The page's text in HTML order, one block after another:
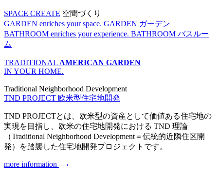
SPACE CREATE 空間づくり
GARDEN enriches your space. GARDEN ガーデン
BATHROOM enriches your experience. BATHROOM バスルー
ム
TRADITIONAL AMERICAN GARDEN
IN YOUR HOME.
Traditional Neighborhood Development
TND PROJECT 欧米型住宅地開発
TND PROJECTとは、欧米型の資産として価値ある住宅地の
実現を目指し、欧米の住宅地開発における TND 理論
（Traditional Neighborhood Development＝伝統的近隣住区開
発）を踏襲した住宅地開発プロジェクトです。
more information